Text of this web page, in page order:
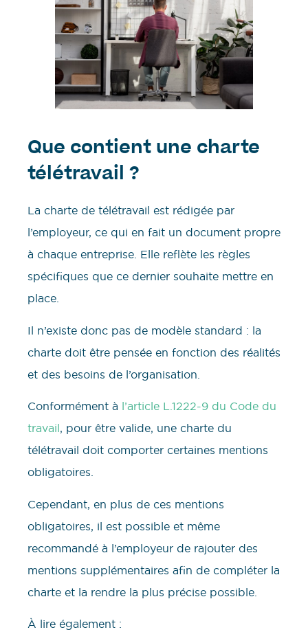
Que contient une charte
télétravail ?
La charte de télétravail est rédigée par
l’employeur, ce qui en fait un document propre
à chaque entreprise. Elle reflète les règles
spécifiques que ce dernier souhaite mettre en
place.
Il n’existe donc pas de modèle standard : la
charte doit être pensée en fonction des réalités
et des besoins de l’organisation.
Conformément à l’article L.1222-9 du Code du
travail, pour être valide, une charte du
télétravail doit comporter certaines mentions
obligatoires.
Cependant, en plus de ces mentions
obligatoires, il est possible et même
recommandé à l’employeur de rajouter des
mentions supplémentaires afin de compléter la
charte et la rendre la plus précise possible.
À lire également :